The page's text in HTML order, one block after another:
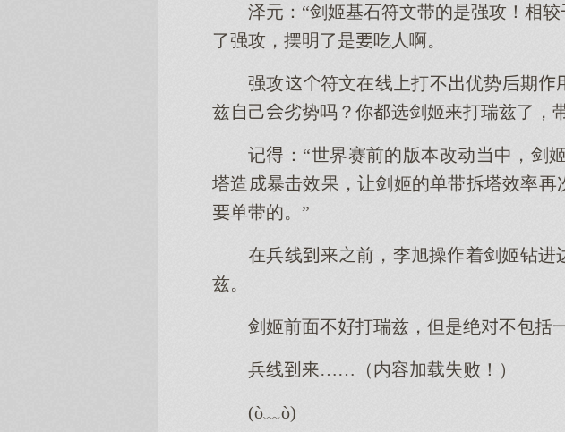
泽元：“剑姬基石符文带的是强攻！
了强攻，摆明了是吃人啊。
强攻符文在线打不优势期
兹己劣势吗？你选剑姬打瑞兹了，
记：“世界赛前的版本改动中，
塔造暴击效果，让剑姬的单带拆塔效
单带的。”
在兵线前，李旭操着剑姬钻
兹。
剑姬前面不打瑞兹，但是绝不包括一
兵线……（内容加载失败！）
(ò﹏ò)